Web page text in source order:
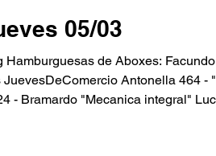
05/03
de Aboxes:
Antonella 464
- Bramardo "Mecanica integral"